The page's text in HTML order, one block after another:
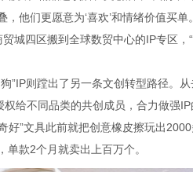
他们更愿意为‘喜欢’和情绪价值买
城四区搬到全球数贸中心的IP专区
”IP则蹚出了另一条文创转型路径。
权给不同品类的共创成员，合力做强
好”文具此前就把创意橡皮擦玩出
款2个月就卖出上百万个。